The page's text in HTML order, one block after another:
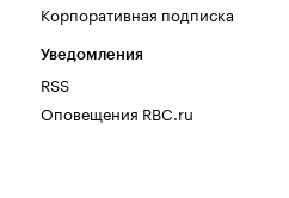
Корпоративная подписка
Уведомления
RSS
Оповещения RBC.ru